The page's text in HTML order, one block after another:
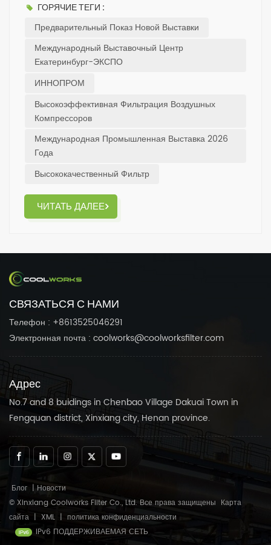
воздушные фильтры и масляные фильтры..✨С 6 по 9
июля мы будем ждать вас в Стенд 1S15, Зал 1, в
Международном выставочном центре Екатеринбург-
EXPO.Мы сердечно приглашаем вас посетить нас для
определим потребности в фильтрации и добьемся
взаимовыгодного сотрудничества!
ГОРЯЧИЕ ТЕГИ :
Предварительный Показ Новой Выставки
Международный Выставочный Центр
Екатеринбург-ЭКСПО
ИННОПРОМ
Высокоэффективная Фильтрация Воздушных
Компрессоров
Международная Промышленная Выставка 2026
Года
Высококачественный Фильтр
ЧИТАТЬ ДАЛЕЕ
СВЯЗАТЬСЯ С НАМИ
Телефон : +8613525046291
Электронная почта : coolworks@coolworksfilter.com
Адрес
No.7 and 8 buidings in Chenbao Village Dakuai Town in
Fengquan district, Xinxiang city, Henan province.
Блог | Новости
© Xinxiang Coolworks Filter Co., Ltd. Все права защищены Карта
сайта | XML | политика конфиденциальности
IPv6 ПОДДЕРЖИВАЕМАЯ СЕТЬ